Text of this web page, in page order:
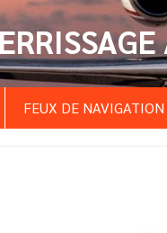
FEUX DE NAVIGATION